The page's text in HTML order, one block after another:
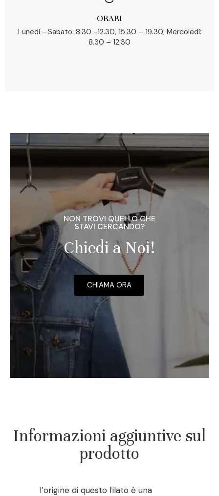
ORARI
Lunedì - Sabato: 8.30 -12.30, 15.30 – 19.30; Mercoledì:
8.30 – 12.30
NON TROVI QUELLO CHE
STAVI CERCANDO?
Chiedi a Noi!
CHIAMA ORA
Informazioni aggiuntive sul
prodotto
l’origine di questo filato è una